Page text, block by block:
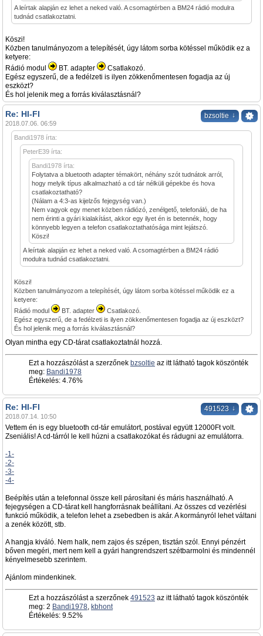
A leírtak alapján ez lehet a neked való. A csomagtérben a BM24 rádió modulra
tudnád csatlakoztatni.
Köszi!
Közben tanulmányozom a telepítését, úgy látom sorba kötéssel működik ez a
ketyere:
Rádió modul
BT. adapter
Csatlakozó.
Egész egyszerű, de a fedélzeti is ilyen zökkenőmentesen fogadja az új
eszközt?
És hol jelenik meg a forrás kiválasztásnál?
bzsoltie ↓
Re: HI-FI
2018.07.06. 06:59
Bandi1978 írta:
PeterE39 írta:
Bandi1978 írta:
Folytatva a bluetooth adapter témakört, néhány szót tudnátok arról,
hogy melyik típus alkalmazható a cd tár nélküli gépekbe és hova
csatlakoztatható?
(Nálam a 4:3-as kijelzős fejegység van.)
Nem vagyok egy menet közben rádiózó, zenélgető, telefonáló, de ha
nem érinti a gyári kialakítást, akkor egy ilyet én is betennék, hogy
könnyebb legyen a telefon csatlakoztathatósága mint lejátszó.
Köszi!
A leírtak alapján ez lehet a neked való. A csomagtérben a BM24 rádió
modulra tudnád csatlakoztatni.
Köszi!
Közben tanulmányozom a telepítését, úgy látom sorba kötéssel működik ez a
ketyere:
Rádió modul
BT. adapter
Csatlakozó.
Egész egyszerű, de a fedélzeti is ilyen zökkenőmentesen fogadja az új eszközt?
És hol jelenik meg a forrás kiválasztásnál?
Olyan mintha egy CD-tárat csatlakoztatnál hozzá.
Ezt a hozzászólást a szerzőnek bzsoltie az itt látható tagok köszönték
meg: Bandi1978
Értékelés: 4.76%
491523 ↓
Re: HI-FI
2018.07.14. 10:50
Vettem én is egy bluetooth cd-tár emulátort, postával együtt 12000Ft volt.
Zseniális! A cd-tárról le kell húzni a csatlakozókat és rádugni az emulátorra.
-1-
-2-
-3-
-4-
Beépítés után a telefonnal össze kell párosítani és máris használható. A
fejegységen a CD-tárat kell hangforrásnak beállítani. Az összes cd vezérlési
funkció működik, a telefon lehet a zsebedben is akár. A kormányról lehet váltani
a zenék között, stb.
A hangja kiváló. Nem halk, nem zajos és szépen, tisztán szól. Ennyi pénzért
bőven megéri, mert nem kell a gyári hangrendszert szétbarmolni és mindennél
kényelmesebb szerintem.
Ajánlom mindenkinek.
Ezt a hozzászólást a szerzőnek 491523 az itt látható tagok köszönték
meg: 2 Bandi1978, kbhont
Értékelés: 9.52%